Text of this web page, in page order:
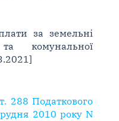
за земельні
комунальної
288 Податкового
2010 року N